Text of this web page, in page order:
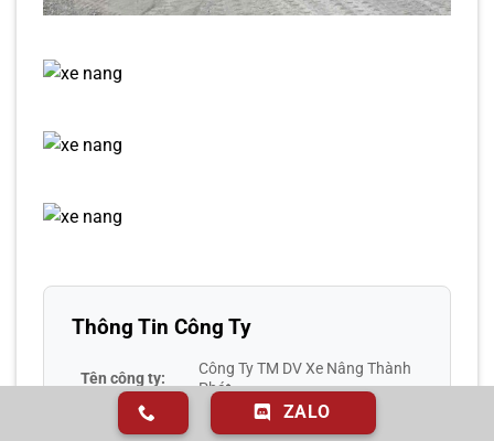
Thông Tin Công Ty
Tên công ty:
Công Ty TM DV Xe Nâng Thành
Phát
21 đường Tân Phước, Khu phố
ZALO